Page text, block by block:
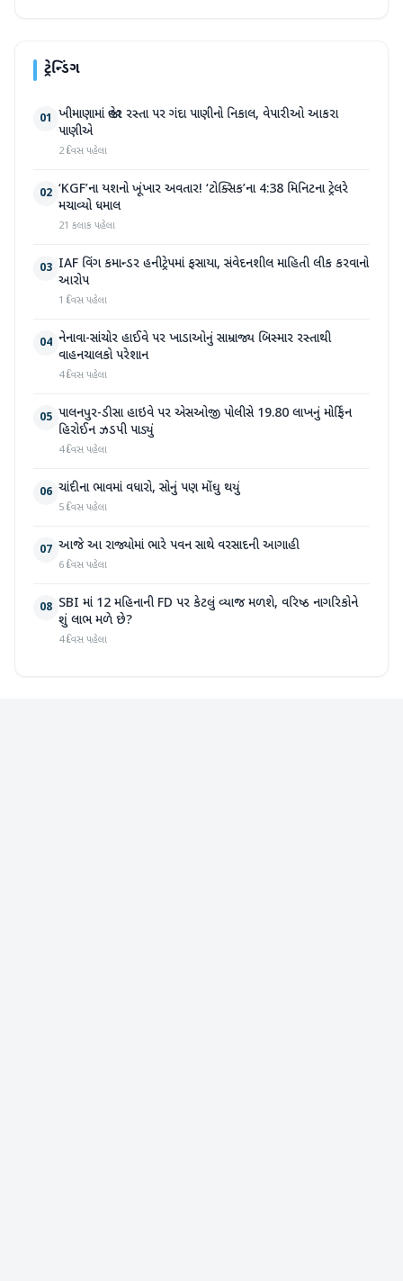
ટ્રેન્ડિંગ
01 ખીમાણામાં જાહેર રસ્તા પર ગંદા પાણીનો નિકાલ, વેપારીઓ આકરા
પાણીએ
2 દિવસ પહેલા
02 ‘KGF’ના યશનો ખૂંખાર અવતાર! ‘ટોક્સિક’ના 4:38 મિનિટના ટ્રેલરે
મચાવ્યો ધમાલ
21 કલાક પહેલા
03 IAF વિંગ કમાન્ડર હનીટ્રેપમાં ફસાયા, સંવેદનશીલ માહિતી લીક કરવાનો
આરોપ
1 દિવસ પહેલા
04 નેનાવા-સાંચોર હાઈવે પર ખાડાઓનું સામ્રાજ્ય બિસ્માર રસ્તાથી
વાહનચાલકો પરેશાન
4 દિવસ પહેલા
05 પાલનપુર-ડીસા હાઇવે પર એસઓજી પોલીસે 19.80 લાખનું મોર્ફિન
હિરોઈન ઝડપી પાડ્યું
4 દિવસ પહેલા
06 ચાંદીના ભાવમાં વધારો, સોનું પણ મોંઘુ થયું
5 દિવસ પહેલા
07 આજે આ રાજ્યોમાં ભારે પવન સાથે વરસાદની આગાહી
6 દિવસ પહેલા
08 SBI માં 12 મહિનાની FD પર કેટલું વ્યાજ મળશે, વરિષ્ઠ નાગરિકોને
શું લાભ મળે છે?
4 દિવસ પહેલા